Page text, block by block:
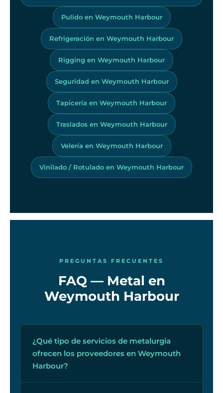
Pulido en Weymouth Harbour
Refrigeración en Weymouth Harbour
Rigging en Weymouth Harbour
Seguridad en Weymouth Harbour
Tapicería en Weymouth Harbour
Traslados en Weymouth Harbour
Velería en Weymouth Harbour
Vinilado / Rotulado en Weymouth Harbour
PREGUNTAS FRECUENTES
FAQ — Metal en
Weymouth Harbour
¿Qué tipo de servicios de metalurgia
ofrecen los proveedores en Weymouth
Harbour?